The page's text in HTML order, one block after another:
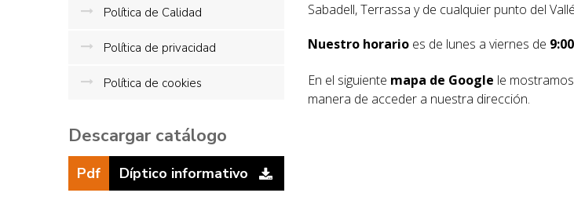
Sabadell, Terrassa y de cualquier punto del
Nuestro horario es de lunes a viernes de
En el siguiente mapa de Google le
manera de acceder a nuestra dirección.
Política de Calidad
Política de privacidad
Política de cookies
Descargar catálogo
Pdf Díptico informativo